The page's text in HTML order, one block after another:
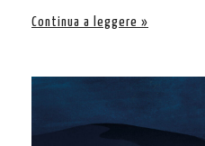
Continua a leggere